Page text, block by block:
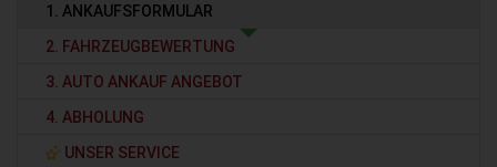
1. ANKAUFSFORMULAR
2. FAHRZEUGBEWERTUNG
3. AUTO ANKAUF ANGEBOT
4. ABHOLUNG
UNSER SERVICE